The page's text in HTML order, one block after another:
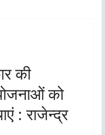
की
को
: राजेन्द्र